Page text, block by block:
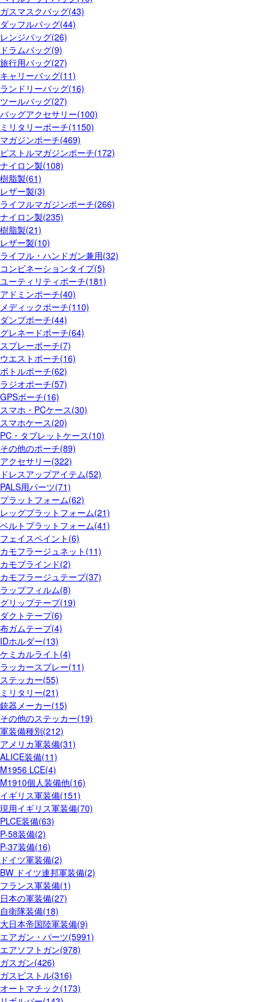
ガスマスクバッグ(43)
ダッフルバッグ(44)
レンジバッグ(26)
ドラムバッグ(9)
旅行用バッグ(27)
キャリーバッグ(11)
ランドリーバッグ(16)
ツールバッグ(27)
バッグアクセサリー(100)
ミリタリーポーチ(1150)
マガジンポーチ(469)
ピストルマガジンポーチ(172)
ナイロン製(108)
樹脂製(61)
レザー製(3)
ライフルマガジンポーチ(266)
ナイロン製(235)
樹脂製(21)
レザー製(10)
ライフル・ハンドガン兼用(32)
コンビネーションタイプ(5)
ユーティリティポーチ(181)
アドミンポーチ(40)
メディックポーチ(110)
ダンプポーチ(44)
グレネードポーチ(64)
スプレーポーチ(7)
ウエストポーチ(16)
ボトルポーチ(62)
ラジオポーチ(57)
GPSポーチ(16)
スマホ・PCケース(30)
スマホケース(20)
PC・タブレットケース(10)
その他のポーチ(89)
アクセサリー(322)
ドレスアップアイテム(52)
PALS用パーツ(71)
プラットフォーム(62)
レッグプラットフォーム(21)
ベルトプラットフォーム(41)
フェイスペイント(6)
カモフラージュネット(11)
カモブラインド(2)
カモフラージュテープ(37)
ラップフィルム(8)
グリップテープ(19)
ダクトテープ(6)
布ガムテープ(4)
IDホルダー(13)
ケミカルライト(4)
ラッカースプレー(11)
ステッカー(55)
ミリタリー(21)
銃器メーカー(15)
その他のステッカー(19)
軍装備種別(212)
アメリカ軍装備(31)
ALICE装備(11)
M1956 LCE(4)
M1910個人装備他(16)
イギリス軍装備(151)
現用イギリス軍装備(70)
PLCE装備(63)
P-58装備(2)
P-37装備(16)
ドイツ軍装備(2)
BW ドイツ連邦軍装備(2)
フランス軍装備(1)
日本の軍装備(27)
自衛隊装備(18)
大日本帝国陸軍装備(9)
エアガン・パーツ(5991)
エアソフトガン(978)
ガスガン(426)
ガスピストル(316)
オートマチック(173)